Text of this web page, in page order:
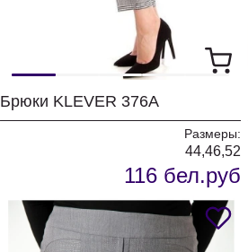
Брюки KLEVER 376А
Размеры:
44,46,52
116 бел.руб